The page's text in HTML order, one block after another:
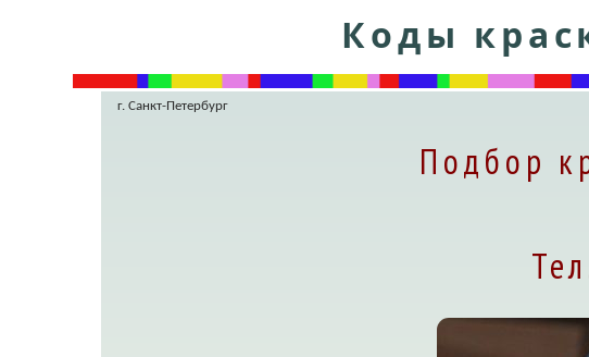
Коды
г. Санкт-Петербург
Подбор